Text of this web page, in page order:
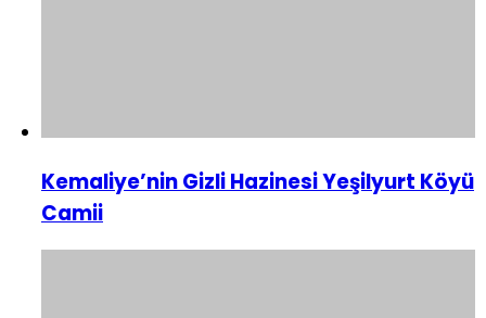
Kemaliye’nin Gizli Hazinesi Yeşilyurt Köyü
Camii